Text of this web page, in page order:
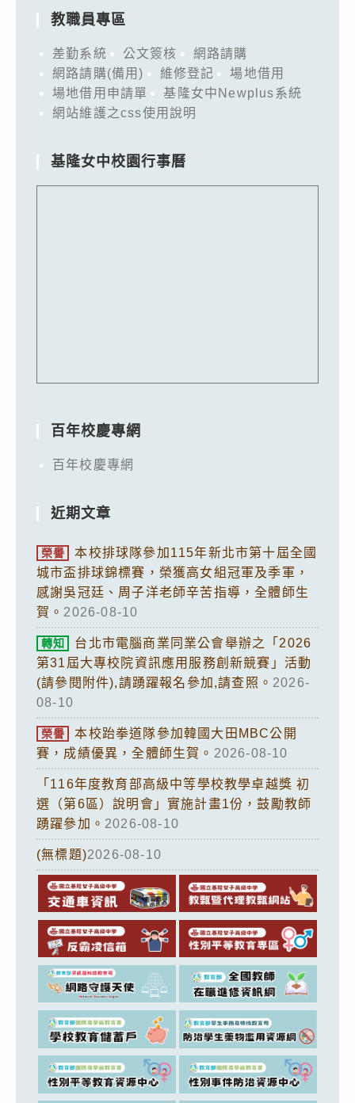
教職員專區
差勤系統 公文簽核
網路請購
網路請購(備用)
維修登記
場地借用
場地借用申請單
基隆女中Newplus系統
網站維護之css使用說明
基隆女中校園行事曆
百年校慶專網
百年校慶專網
近期文章
榮譽
本校排球隊參加115年新北市第十屆全國
城市盃排球錦標賽，榮獲高女組冠軍及季軍，
感謝吳冠廷、周子洋老師辛苦指導，全體師生
賀。 2026-08-10
轉知
台北市電腦商業同業公會舉辦之「2026
第31屆大專校院資訊應用服務創新競賽」活動
(請參閱附件),請踴躍報名參加,請查照。 2026-
08-10
榮譽
本校跆拳道隊參加韓國大田MBC公開
賽，成績優異，全體師生賀。 2026-08-10
「116年度教育部高級中等學校教學卓越獎 初
選（第6區）說明會」實施計畫1份，鼓勵教師
踴躍參加。 2026-08-10
(無標題)2026-08-10